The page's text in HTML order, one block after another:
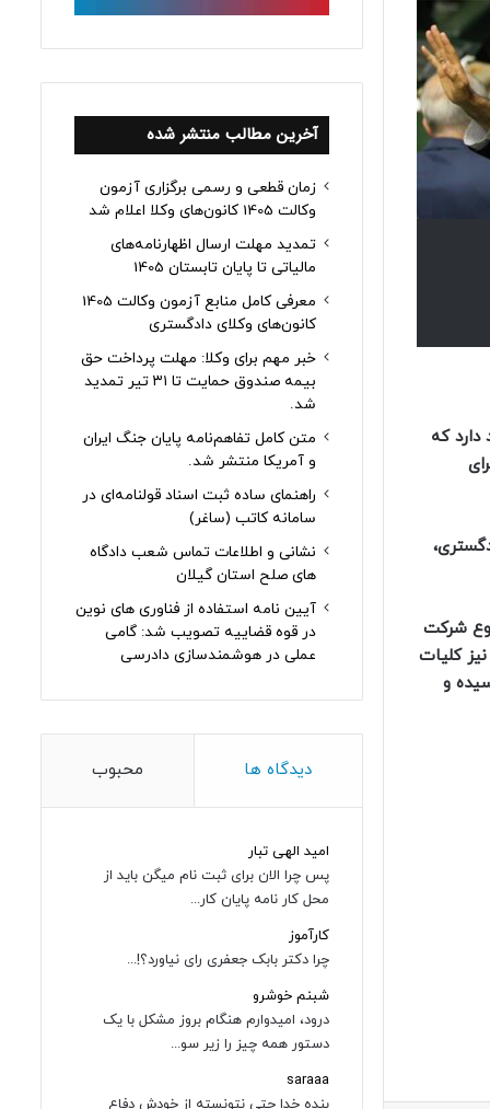
دارد که
شرکت‌
کلیات
و
آخرین مطالب منتشر شده
زمان قطعی و رسمی برگزاری آزمون
وکالت 1405 کانون‌های وکلا اعلام شد
تمدید مهلت ارسال اظهارنامه‌های
مالیاتی تا پایان تابستان 1405
معرفی کامل منابع آزمون وکالت 1405
کانون‌های وکلای دادگستری
خبر مهم برای وکلا: مهلت پرداخت حق
بیمه صندوق حمایت تا ۳۱ تیر تمدید
شد.
متن کامل تفاهم‌نامه پایان جنگ ایران
و آمریکا منتشر شد.
راهنمای ساده ثبت اسناد قولنامه‌ای در
سامانه کاتب (ساغر)
نشانی و اطلاعات تماس شعب دادگاه
های صلح استان گیلان
آیین نامه استفاده از فناوری های نوین
در قوه قضاییه تصویب شد: گامی
عملی در هوشمندسازی دادرسی
دیدگاه ها محبوب
امید الهی تبار
پس چرا الان برای ثبت نام میگن باید از
محل کار نامه پایان کار...
کارآموز
چرا دکتر بابک جعفری رای نیاورد؟!...
شبنم خوشرو
درود، امیدوارم هنگام بروز مشکل با یک
دستور همه چیز را زیر سو...
saraaa
بنده خدا حتی نتونسته از خودش دفاع